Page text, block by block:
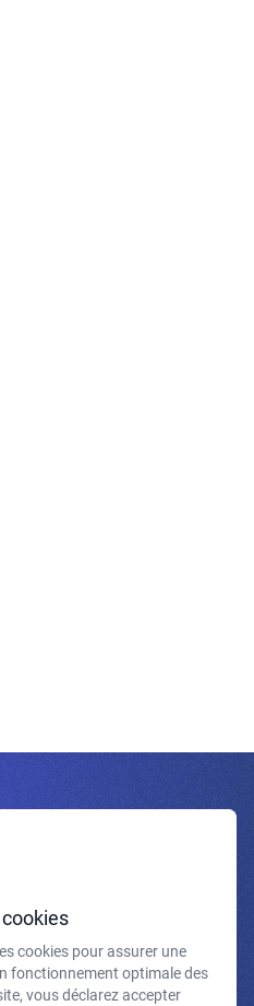
e-mails et confirme avoir pris
politique de confidentialité et
légales.
cookies pour assurer une
fonctionnement optimale des
vous déclarez accepter